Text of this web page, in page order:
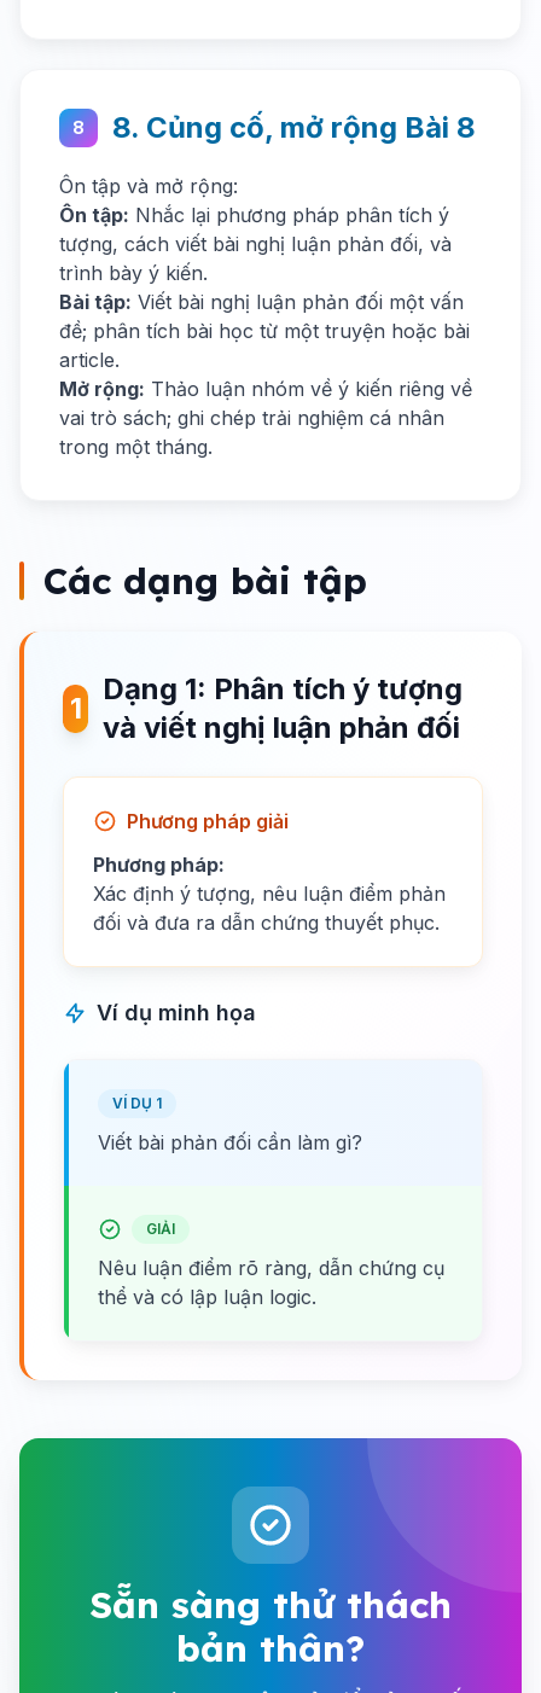
8 8. Củng cố, mở rộng Bài 8
Ôn tập và mở rộng:
Ôn tập: Nhắc lại phương pháp phân tích ý
tượng, cách viết bài nghị luận phản đối, và
trình bày ý kiến.
Bài tập: Viết bài nghị luận phản đối một vấn
đề; phân tích bài học từ một truyện hoặc bài
article.
Mở rộng: Thảo luận nhóm về ý kiến riêng về
vai trò sách; ghi chép trải nghiệm cá nhân
trong một tháng.
Các dạng bài tập
1
Dạng 1: Phân tích ý tượng
và viết nghị luận phản đối
Phương pháp giải
Phương pháp:
Xác định ý tượng, nêu luận điểm phản
đối và đưa ra dẫn chứng thuyết phục.
Ví dụ minh họa
VÍ DỤ 1
Viết bài phản đối cần làm gì?
GIẢI
Nêu luận điểm rõ ràng, dẫn chứng cụ
thể và có lập luận logic.
Sẵn sàng thử thách
bản thân?